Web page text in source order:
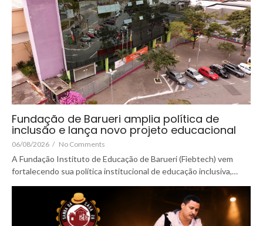
Fundação de Barueri amplia política de
inclusão e lança novo projeto educacional
06/08/2026 / No Comments
A Fundação Instituto de Educação de Barueri (Fiebtech) vem
fortalecendo sua política institucional de educação inclusiva,…